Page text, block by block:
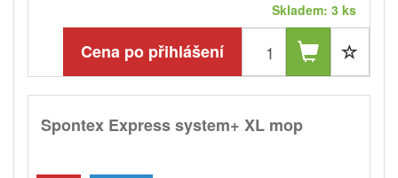
Skladem: 3 ks
Cena po přihlášení
Spontex Express system+ XL mop